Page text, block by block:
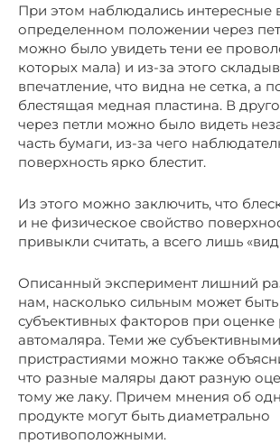
При этом наблюдались интересные
определенном положении через
можно было увидеть тени ее
которых мала) и из-за этого
впечатление, что видна не сетка, а
блестящая медная пластина. В
через петли можно было видеть
часть бумаги, из-за чего
поверхность ярко блестит.
Из этого можно заключить, что
и не физическое свойство
привыкли считать, а всего лишь
Описанный эксперимент лишний
нам, насколько сильным может
субъективных факторов при оценке
автомаляра. Теми же субъективными
пристрастиями можно также
что разные маляры дают разную
тому же лаку. Причем мнения об
продукте могут быть диаметрально
противоположными.